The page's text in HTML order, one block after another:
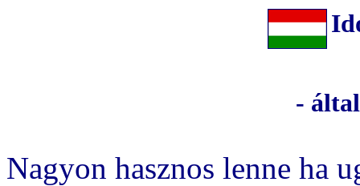
-
Nagyon hasznos lenne ha